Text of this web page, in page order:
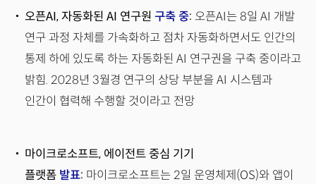
오픈AI, 자동화된 AI 연구원 구축 중: 오픈AI는 8일 AI 개발
연구 과정 자체를 가속화하고 점차 자동화하면서도 인간의
통제 하에 있도록 하는 자동화된 AI 연구권을 구축 중이라고
밝힘. 2028년 3월경 연구의 상당 부분을 AI 시스템과
인간이 협력해 수행할 것이라고 전망
마이크로소프트, 에이전트 중심 기기
플랫폼 발표: 마이크로소프트는 2일 운영체제(OS)와 앱이